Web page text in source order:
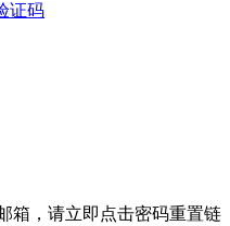
证码
箱，请立即点击密码重置链